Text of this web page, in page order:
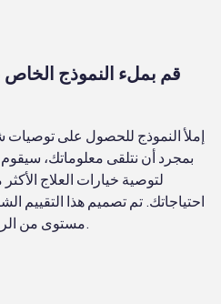
قم بملء النموذج الخاص
إملأ النموذج للحصول على توصيات
بمجرد أن نتلقى معلوماتك، سيقوم
لتوصية خيارات العلاج
احتياجاتك. تم تصميم هذا
مستوى من الرعاية وخطة العلاج الأكثر فعالية.